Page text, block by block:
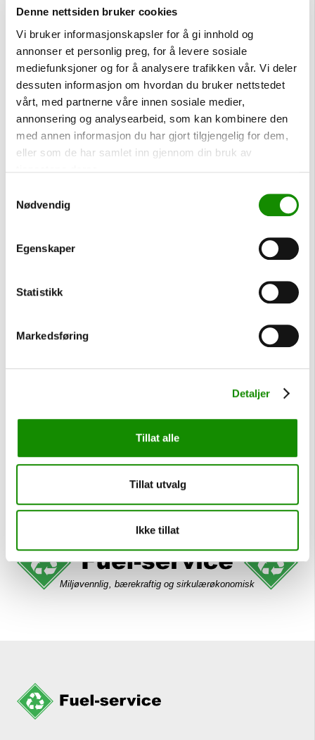
Denne nettsiden bruker cookies
Vi bruker informasjonskapsler for å gi innhold og
annonser et personlig preg, for å levere sosiale
mediefunksjoner og for å analysere trafikken vår. Vi deler
dessuten informasjon om hvordan du bruker nettstedet
vårt, med partnerne våre innen sosiale medier,
annonsering og analysearbeid, som kan kombinere den
med annen informasjon du har gjort tilgjengelig for dem,
eller som de har samlet inn gjennom din bruk av
Nødvendig
Egenskaper
Statistikk
Markedsføring
Detaljer
Tillat alle
Tillat utvalg
Ikke tillat